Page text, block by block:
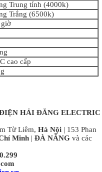
Trung tính (4000k)
Trắng (6500k)
cao cấp
HẢI ĐĂNG ELECTRIC
Từ Liêm, Hà Nội | 153 Phan
Minh | ĐÀ NẴNG và các